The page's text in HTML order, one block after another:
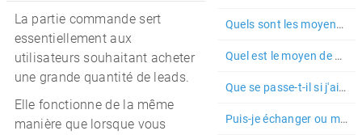
La partie commande sert
essentiellement aux
utilisateurs souhaitant acheter
une grande quantité de leads.
Elle fonctionne de la même
manière que lorsque vous
Quels sont les moyens de paiements acceptés pour le paiement de mes...
Quel est le moyen de paiement utilisé pour les campagnes ?
Que se passe-t-il si j'ai des campagnes activées mais plus suffisam...
Puis-je échanger ou me faire rembourser des crédits que j'ai achetés ?